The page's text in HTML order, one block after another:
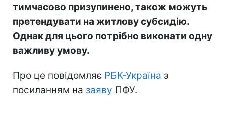
тимчасово призупинено, також можуть
претендувати на житлову субсидію.
Однак для цього потрібно виконати одну
важливу умову.
Про це повідомляє РБК-Україна з
посиланням на заяву ПФУ.